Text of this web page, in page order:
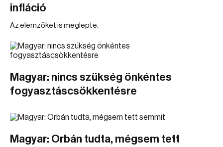
infláció
Az elemzőket is meglepte.
Magyar: nincs szükség önkéntes
fogyasztáscsökkentésre
Magyar: Orbán tudta, mégsem tett